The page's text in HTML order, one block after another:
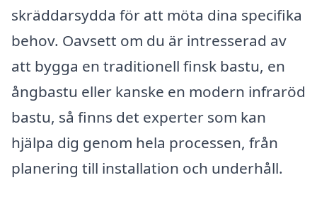
skräddarsydda för att möta dina specifika
behov. Oavsett om du är intresserad av
att bygga en traditionell finsk bastu, en
ångbastu eller kanske en modern infraröd
bastu, så finns det experter som kan
hjälpa dig genom hela processen, från
planering till installation och underhåll.